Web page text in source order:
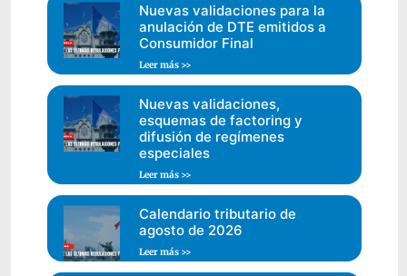
Nuevas validaciones para la
anulación de DTE emitidos a
Consumidor Final
Leer más >>
Nuevas validaciones,
esquemas de factoring y
difusión de regímenes
especiales
Leer más >>
Calendario tributario de
agosto de 2026
Leer más >>